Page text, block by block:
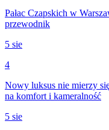
Pałac Czapskich w
przewodnik
5 sie
4
Nowy luksus nie mierzy
na komfort i kameralność
5 sie